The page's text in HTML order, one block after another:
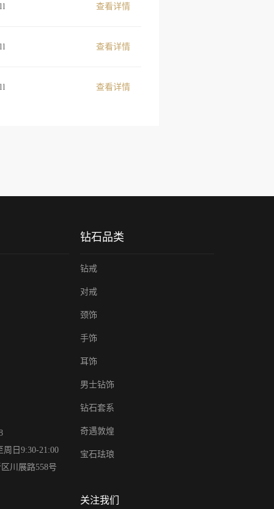
查看详情
查看详情
查看详情
日9:30-21:00
川展路558号
钻石品类
钻戒
对戒
颈饰
手饰
耳饰
男士钻饰
钻石套系
奇遇敦煌
宝石珐琅
关注我们